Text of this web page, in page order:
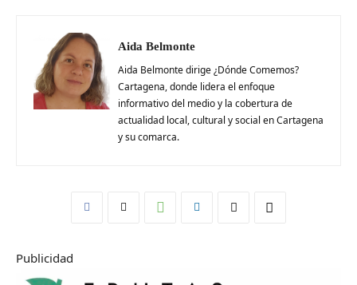
Aida Belmonte
Aida Belmonte dirige ¿Dónde Comemos?
Cartagena, donde lidera el enfoque
informativo del medio y la cobertura de
actualidad local, cultural y social en Cartagena
y su comarca.
Publicidad